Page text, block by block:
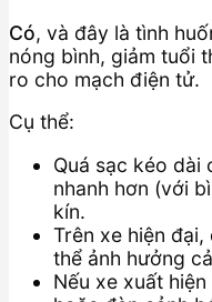
Có, và đây là tình
nóng bình, giảm tuổi
ro cho mạch điện tử.
Cụ thể:
Quá sạc kéo dài
nhanh hơn (với
kín.
Trên xe hiện
thể ảnh hưởng
Nếu xe xuất